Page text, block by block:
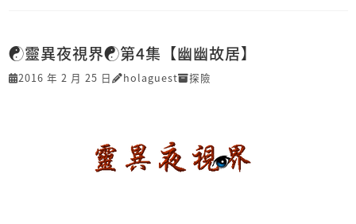
☯靈異夜視界☯第4集【幽幽故居】
2016 年 2 月 25 日 holaguest 探險